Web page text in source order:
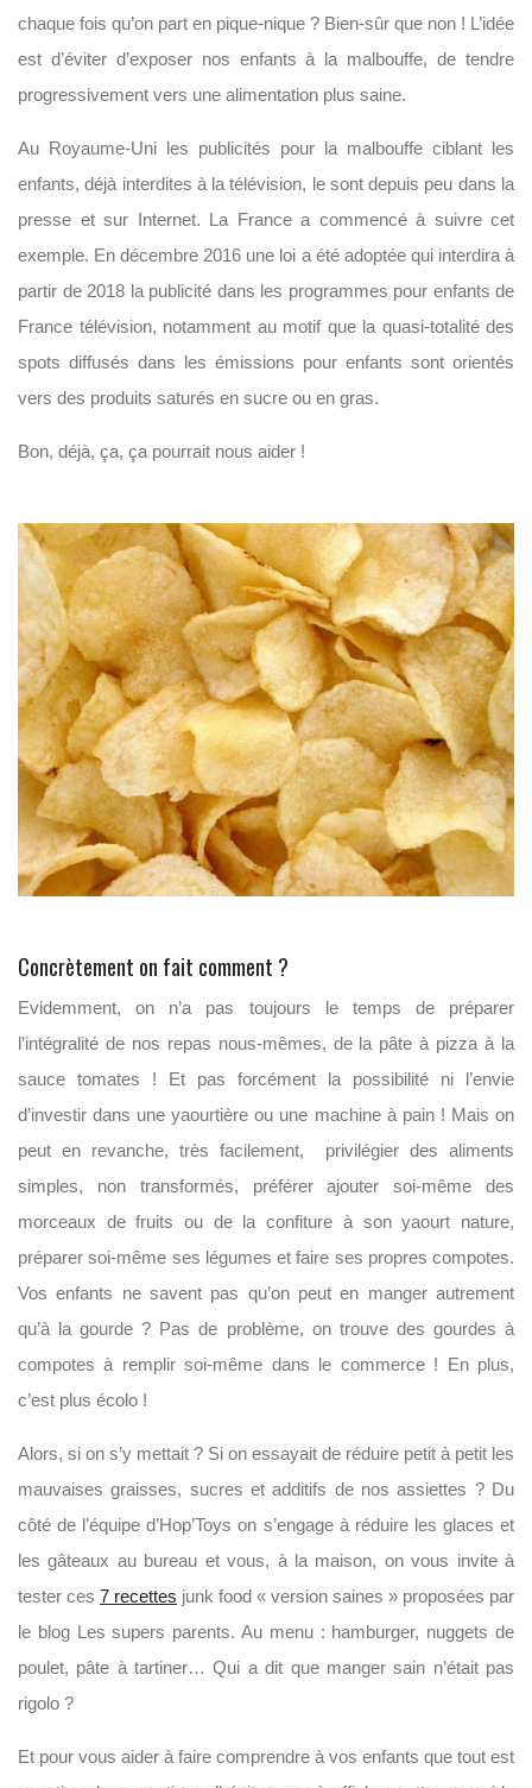
chaque fois qu’on part en pique-nique ? Bien-sûr que non ! L’idée
est d’éviter d’exposer nos enfants à la malbouffe, de tendre
progressivement vers une alimentation plus saine.
Au Royaume-Uni les publicités pour la malbouffe ciblant les
enfants, déjà interdites à la télévision, le sont depuis peu dans la
presse et sur Internet. La France a commencé à suivre cet
exemple. En décembre 2016 une loi a été adoptée qui interdira à
partir de 2018 la publicité dans les programmes pour enfants de
France télévision, notamment au motif que la quasi-totalité des
spots diffusés dans les émissions pour enfants sont orientés
vers des produits saturés en sucre ou en gras.
Bon, déjà, ça, ça pourrait nous aider !
Concrètement on fait comment ?
Evidemment, on n’a pas toujours le temps de préparer
l’intégralité de nos repas nous-mêmes, de la pâte à pizza à la
sauce tomates ! Et pas forcément la possibilité ni l’envie
d’investir dans une yaourtière ou une machine à pain ! Mais on
peut en revanche, très facilement, privilégier des aliments
simples, non transformés, préférer ajouter soi-même des
morceaux de fruits ou de la confiture à son yaourt nature,
préparer soi-même ses légumes et faire ses propres compotes.
Vos enfants ne savent pas qu’on peut en manger autrement
qu’à la gourde ? Pas de problème, on trouve des gourdes à
compotes à remplir soi-même dans le commerce ! En plus,
c’est plus écolo !
Alors, si on s’y mettait ? Si on essayait de réduire petit à petit les
mauvaises graisses, sucres et additifs de nos assiettes ? Du
côté de l’équipe d’Hop’Toys on s’engage à réduire les glaces et
les gâteaux au bureau et vous, à la maison, on vous invite à
tester ces 7 recettes junk food « version saines » proposées par
le blog Les supers parents. Au menu : hamburger, nuggets de
poulet, pâte à tartiner… Qui a dit que manger sain n’était pas
rigolo ?
Et pour vous aider à faire comprendre à vos enfants que tout est